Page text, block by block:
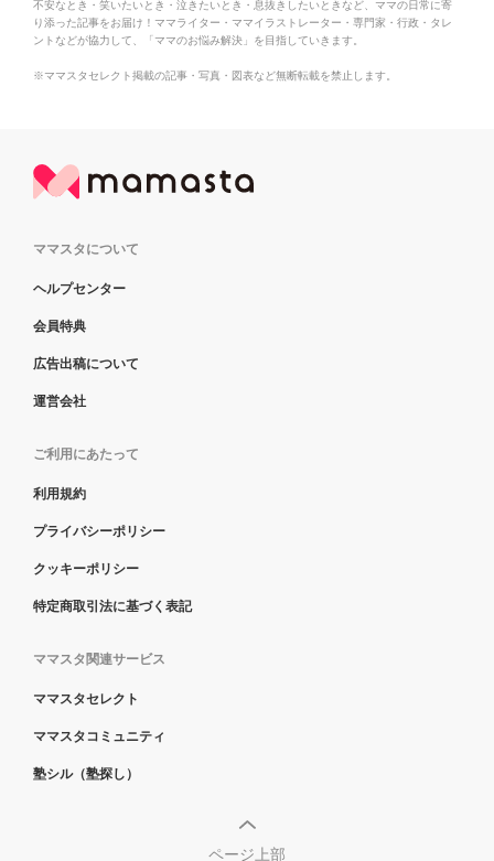
不安なとき・笑いたいとき・泣きたいとき・息抜きしたいときなど、ママの日常に寄
り添った記事をお届け！ママライター・ママイラストレーター・専門家・行政・タレ
ントなどが協力して、「ママのお悩み解決」を目指していきます。
※ママスタセレクト掲載の記事・写真・図表など無断転載を禁止します。
ママスタについて
ヘルプセンター
会員特典
広告出稿について
運営会社
ご利用にあたって
利用規約
プライバシーポリシー
クッキーポリシー
特定商取引法に基づく表記
ママスタ関連サービス
ママスタセレクト
ママスタコミュニティ
塾シル（塾探し）
ページ上部